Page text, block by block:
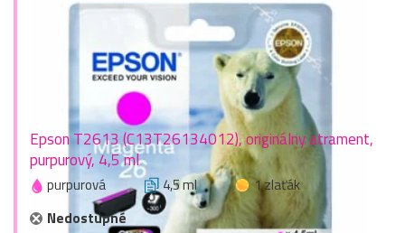
Epson T2613 (C13T26134012), originálny atrament,
purpurový, 4,5 ml
purpurová 4,5 ml
1 zlaťák
Nedostupné